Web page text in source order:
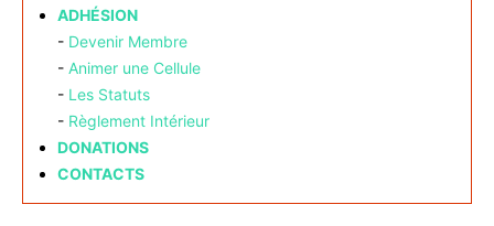
ADHÉSION
- Devenir Membre
- Animer une Cellule
- Les Statuts
- Règlement Intérieur
DONATIONS
CONTACTS